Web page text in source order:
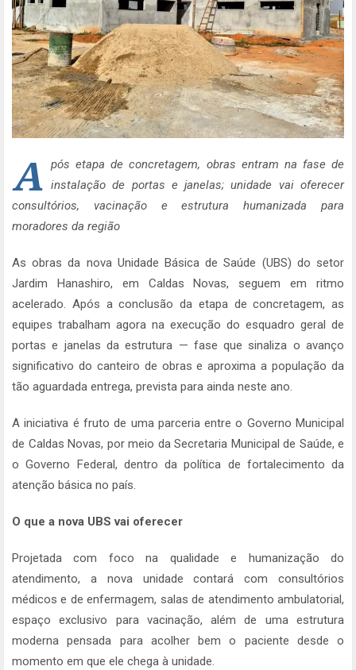
A pós etapa de concretagem, obras entram na fase de
instalação de portas e janelas; unidade vai oferecer
consultórios, vacinação e estrutura humanizada para
moradores da região
As obras da nova Unidade Básica de Saúde (UBS) do setor
Jardim Hanashiro, em Caldas Novas, seguem em ritmo
acelerado. Após a conclusão da etapa de concretagem, as
equipes trabalham agora na execução do esquadro geral de
portas e janelas da estrutura — fase que sinaliza o avanço
significativo do canteiro de obras e aproxima a população da
tão aguardada entrega, prevista para ainda neste ano.
A iniciativa é fruto de uma parceria entre o Governo Municipal
de Caldas Novas, por meio da Secretaria Municipal de Saúde, e
o Governo Federal, dentro da política de fortalecimento da
atenção básica no país.
O que a nova UBS vai oferecer
Projetada com foco na qualidade e humanização do
atendimento, a nova unidade contará com consultórios
médicos e de enfermagem, salas de atendimento ambulatorial,
espaço exclusivo para vacinação, além de uma estrutura
moderna pensada para acolher bem o paciente desde o
momento em que ele chega à unidade.